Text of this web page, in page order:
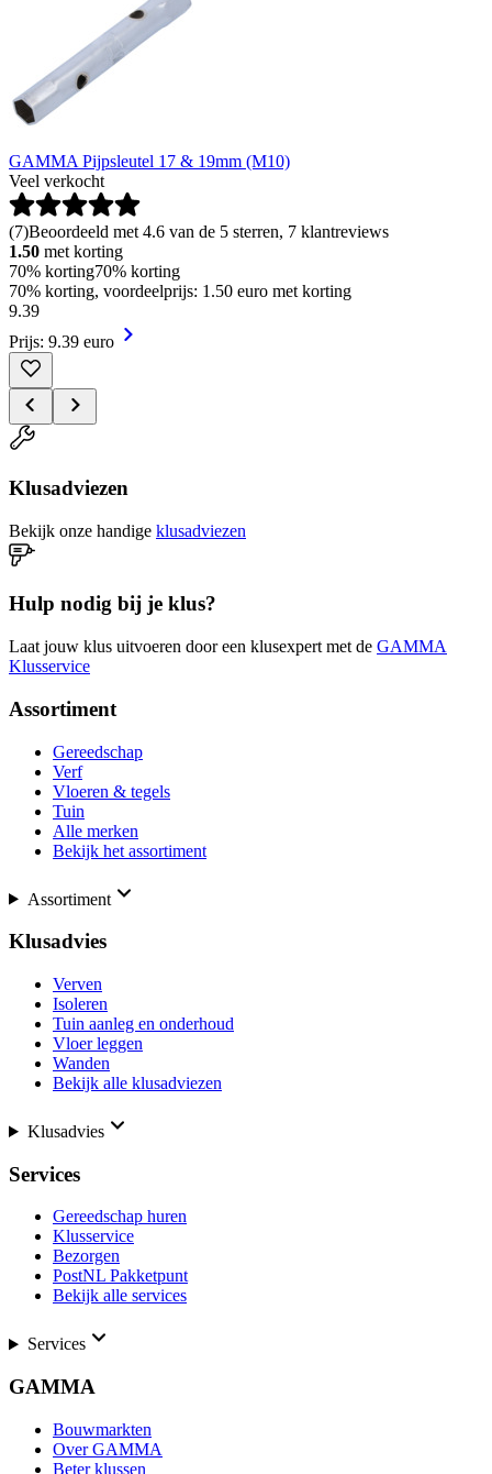
GAMMA Pijpsleutel 17 & 19mm (M10)
Veel verkocht
(7)Beoordeeld met 4.6 van de 5 sterren, 7 klantreviews
1.50 met korting
70% korting70% korting
70% korting, voordeelprijs: 1.50 euro met korting
9.39
Prijs: 9.39 euro
Klusadviezen
Bekijk onze handige klusadviezen
Hulp nodig bij je klus?
Laat jouw klus uitvoeren door een klusexpert met de GAMMA
Klusservice
Assortiment
Gereedschap
Verf
Vloeren & tegels
Tuin
Alle merken
Bekijk het assortiment
Assortiment
Klusadvies
Verven
Isoleren
Tuin aanleg en onderhoud
Vloer leggen
Wanden
Bekijk alle klusadviezen
Klusadvies
Services
Gereedschap huren
Klusservice
Bezorgen
PostNL Pakketpunt
Bekijk alle services
Services
GAMMA
Bouwmarkten
Over GAMMA
Beter klussen